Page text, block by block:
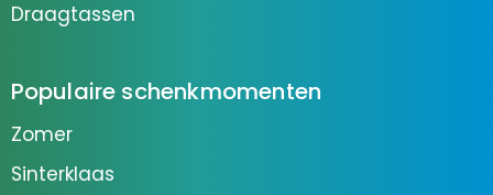
Draagtassen
Populaire schenkmomenten
Zomer
Sinterklaas